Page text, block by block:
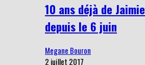
10 ans déjà de
depuis le 6 juin
Megane Bouron
2 juillet 2017